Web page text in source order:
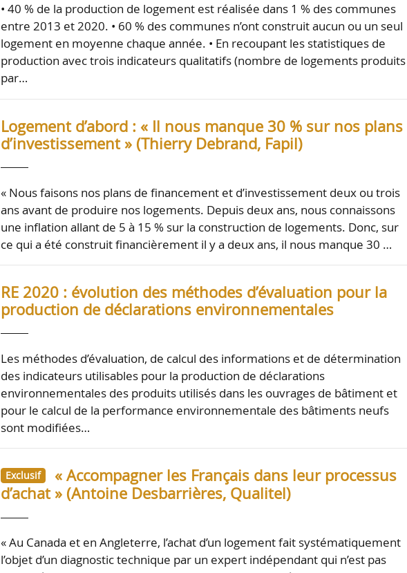
• 40 % de la production de logement est réalisée dans 1 % des communes
entre 2013 et 2020. • 60 % des communes n’ont construit aucun ou un seul
logement en moyenne chaque année. • En recoupant les statistiques de
production avec trois indicateurs qualitatifs (nombre de logements produits
par…
Logement d’abord : « Il nous manque 30 % sur nos plans
d’investissement » (Thierry Debrand, Fapil)
« Nous faisons nos plans de financement et d’investissement deux ou trois
ans avant de produire nos logements. Depuis deux ans, nous connaissons
une inflation allant de 5 à 15 % sur la construction de logements. Donc, sur
ce qui a été construit financièrement il y a deux ans, il nous manque 30 …
RE 2020 : évolution des méthodes d’évaluation pour la
production de déclarations environnementales
Les méthodes d’évaluation, de calcul des informations et de détermination
des indicateurs utilisables pour la production de déclarations
environnementales des produits utilisés dans les ouvrages de bâtiment et
pour le calcul de la performance environnementale des bâtiments neufs
sont modifiées…
Exclusif
« Accompagner les Français dans leur processus
d’achat » (Antoine Desbarrières, Qualitel)
« Au Canada et en Angleterre, l’achat d’un logement fait systématiquement
l’objet d’un diagnostic technique par un expert indépendant qui n’est pas